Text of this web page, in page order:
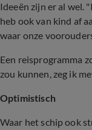
Ideeën zijn er al wel.
heb ook van kind af
waar onze
Een reisprogramma
zou kunnen, zeg ik
Optimistisch
Waar het schip ook